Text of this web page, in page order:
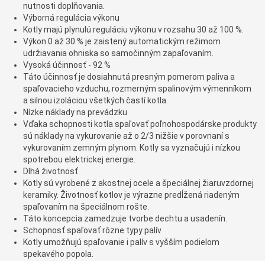
nutnosti doplňovania.
Výborná regulácia výkonu
Kotly majú plynulú reguláciu výkonu v rozsahu 30 až 100 %.
Výkon 0 až 30 % je zaistený automatickým režimom
udržiavania ohniska so samočinným zapaľovaním.
Vysoká účinnosť - 92 %
Táto účinnosť je dosiahnutá presným pomerom paliva a
spaľovacieho vzduchu, rozmerným spalinovým výmenníkom
a silnou izoláciou všetkých častí kotla.
Nízke náklady na prevádzku
Vďaka schopnosti kotla spaľovať poľnohospodárske produkty
sú náklady na vykurovanie až o 2/3 nižšie v porovnaní s
vykurovaním zemným plynom. Kotly sa vyznačujú i nízkou
spotrebou elektrickej energie.
Dlhá životnosť
Kotly sú vyrobené z akostnej ocele a špeciálnej žiaruvzdornej
keramiky. Životnosť kotlov je výrazne predĺžená riadeným
spaľovaním na špeciálnom rošte.
Táto koncepcia zamedzuje tvorbe dechtu a usadenín.
Schopnosť spaľovať rôzne typy palív
Kotly umožňujú spaľovanie i palív s vyšším podielom
spekavého popola.